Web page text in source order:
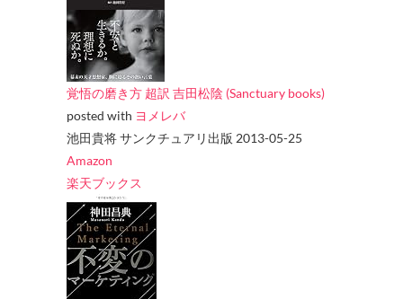
覚悟の磨き方 超訳 吉田松陰 (Sanctuary books)
posted with ヨメレバ
池田貴将 サンクチュアリ出版 2013-05-25
Amazon
楽天ブックス